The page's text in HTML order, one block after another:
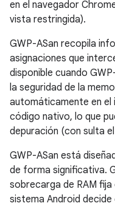
en el navegador
vista restringida).
GWP-ASan recopila
asignaciones que
disponible cuando
la seguridad de la
automáticamente en
código nativo, lo que
depuración (con sulta el
GWP-ASan está
de forma significativa.
sobrecarga de RAM
sistema Android